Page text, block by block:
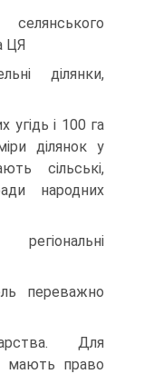
ЦЯ
дiлянки,
угiдь i 100 га
дiлянок у
сiльськi,
народних
переважно
Для
мають право